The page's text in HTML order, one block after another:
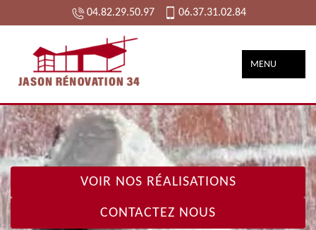
04.82.29.50.97 06.37.31.02.84
MENU
VOIR NOS RÉALISATIONS
CONTACTEZ NOUS